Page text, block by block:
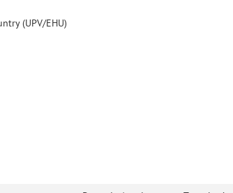
(UPV/EHU)